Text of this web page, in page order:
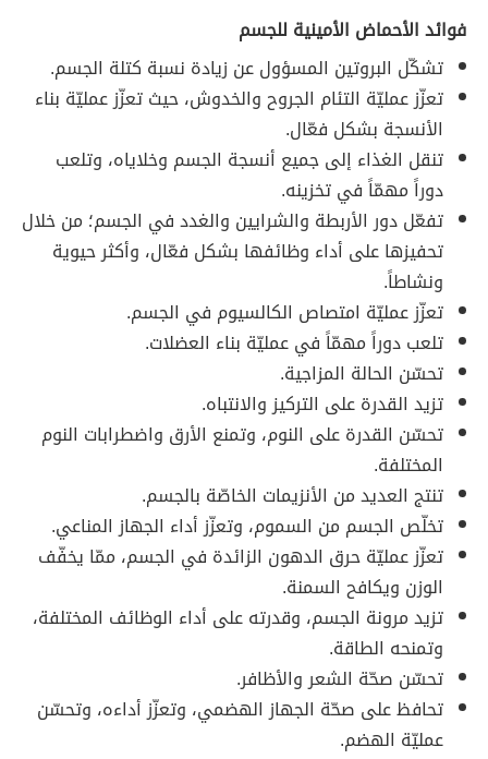
فوائد الأحماض الأمينية للجسم
تشكّل البروتين المسؤول عن زيادة نسبة كتلة الجسم.
تعزّز عمليّة التئام الجروح والخدوش، حيث تعزّز عمليّة بناء
الأنسجة بشكل فعّال.
تنقل الغذاء إلى جميع أنسجة الجسم وخلاياه، وتلعب
دوراً مهمّاً في تخزينه.
تفعّل دور الأربطة والشرايين والغدد في الجسم؛ من خلال
تحفيزها على أداء وظائفها بشكل فعّال، وأكثر حيوية
ونشاطاً.
تعزّز عمليّة امتصاص الكالسيوم في الجسم.
تلعب دوراً مهمّاً في عمليّة بناء العضلات.
تحسّن الحالة المزاجية.
تزيد القدرة على التركيز والانتباه.
تحسّن القدرة على النوم، وتمنع الأرق واضطرابات النوم
المختلفة.
تنتج العديد من الأنزيمات الخاصّة بالجسم.
تخلّص الجسم من السموم، وتعزّز أداء الجهاز المناعي.
تعزّز عمليّة حرق الدهون الزائدة في الجسم، ممّا يخفّف
الوزن ويكافح السمنة.
تزيد مرونة الجسم، وقدرته على أداء الوظائف المختلفة،
وتمنحه الطاقة.
تحسّن صحّة الشعر والأظافر.
تحافظ على صحّة الجهاز الهضمي، وتعزّز أداءه، وتحسّن
عمليّة الهضم.